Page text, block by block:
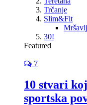
Trčanje
Slim&Fit
30!
Featured
7
10 stvari
sportska